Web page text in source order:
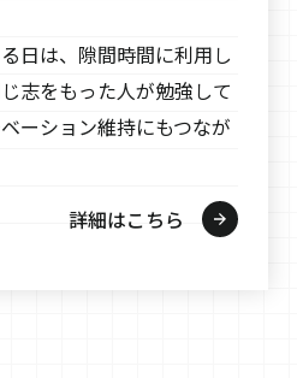
日は、隙間時間に利用し
志をもった人が勉強して
ーション維持にもつなが
詳細はこちら